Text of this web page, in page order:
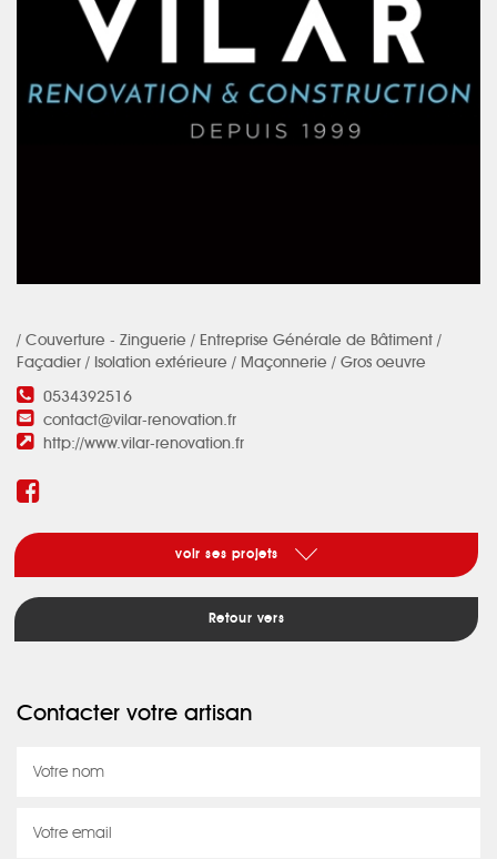
/ Couverture - Zinguerie / Entreprise Générale de Bâtiment /
Façadier / Isolation extérieure / Maçonnerie / Gros oeuvre
0534392516
contact@vilar-renovation.fr
http://www.vilar-renovation.fr
voir ses projets
Retour vers
Contacter votre artisan